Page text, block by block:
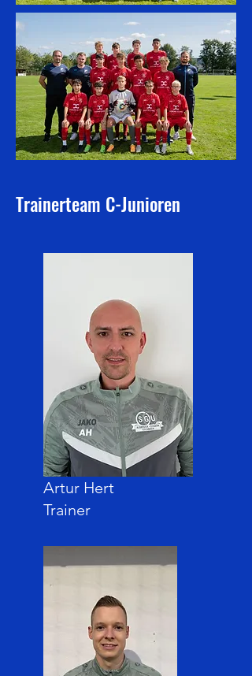
Trainerteam C-Junioren
Artur Hert
Trainer